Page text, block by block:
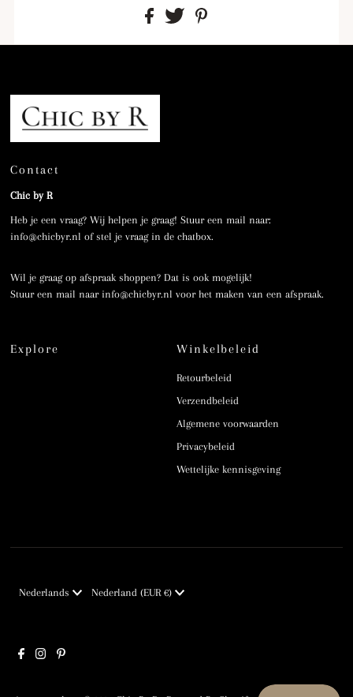
Contact
Chic by R
Heb je een vraag? Wij helpen je graag! Stuur een mail naar:
info@chicbyr.nl of stel je vraag in de chatbox.
Wil je graag op afspraak shoppen? Dat is ook mogelijk!
Stuur een mail naar info@chicbyr.nl voor het maken van een afspraak.
Explore Winkelbeleid
Retourbeleid
Verzendbeleid
Algemene voorwaarden
Privacybeleid
Wettelijke kennisgeving
Nederlands Nederland (EUR €)